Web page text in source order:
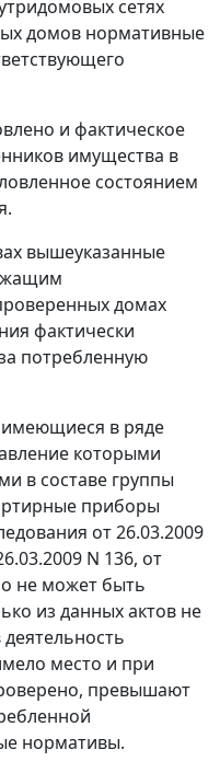
сетях
домов нормативные
и фактическое
имущества в
состоянием
вышеуказанные
домах
фактически
потребленную
в ряде
которыми
в составе группы
приборы
от 26.03.2009
N 136, от
не может быть
из данных актов не
место и при
превышают
нормативы.